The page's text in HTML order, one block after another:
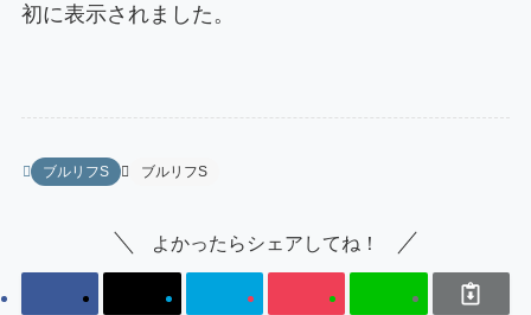
初に表示されました。
ブルリフS ブルリフS
よかったらシェアしてね！